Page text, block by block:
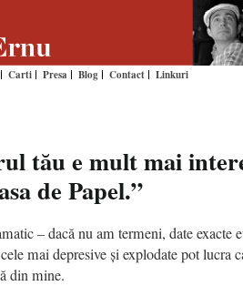
Carti Presa Blog Contact Linkuri
tău e mult mai
de Papel.”
– dacă nu am termeni, date exacte
mai depresive și explodate pot lucra
din mine.